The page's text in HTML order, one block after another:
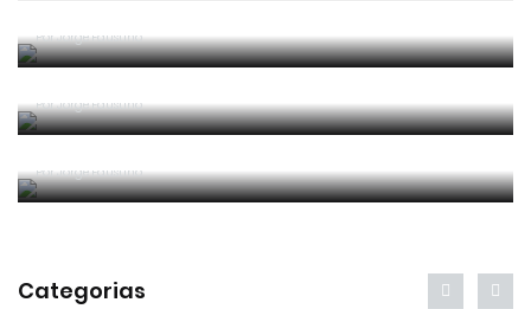
PorJorge Faustino
PorJorge Faustino
PorJorge Faustino
Categorias